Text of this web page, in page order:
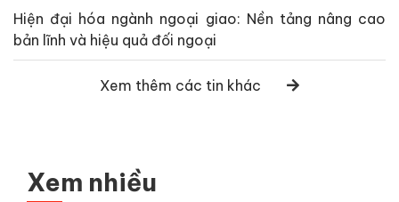
Hiện đại hóa ngành ngoại giao: Nền tảng nâng cao
bản lĩnh và hiệu quả đối ngoại
Xem thêm các tin khác
Xem nhiều